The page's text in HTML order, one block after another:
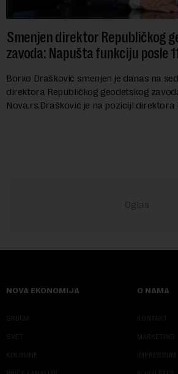
Smenjen direktor Republičkog
zavoda: Napušta funkciju posle
Borko Drašković smenjen je danas na
direktora Republičkog geodetskog
Nova.rs.Drašković je na poziciji direktora
NOVA EKONOMIJA
SRBIJA
SVET
KOLUMNE
O NAMA
KONTAKT
MARKETING
IMPRESSUM